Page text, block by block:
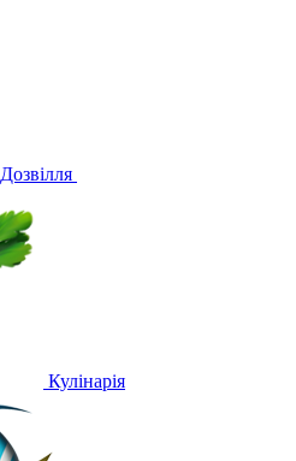
Дозвілля
Кулінарія